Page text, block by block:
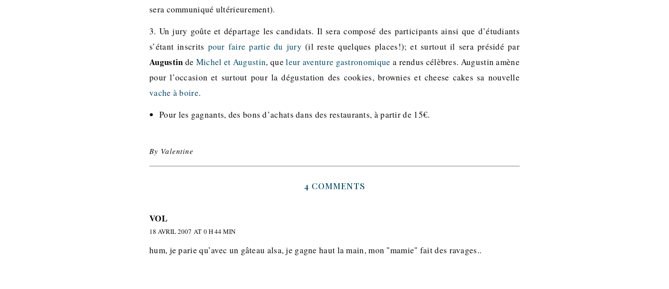
sera communiqué ultérieurement).
3. Un jury goûte et départage les candidats. Il sera composé des participants ainsi que d’étudiants
s’étant inscrits pour faire partie du jury (il reste quelques places!); et surtout il sera présidé par
Augustin de Michel et Augustin, queleur aventure gastronomique a rendus célèbres. Augustin amène
pour l’occasion et surtout pour la dégustation des cookies, brownies et cheese cakes sa nouvelle
vache à boire.
Pour les gagnants, des bons d’achats dans des restaurants, à partir de 15€.
By Valentine
4 COMMENTS
VOL
18 AVRIL 2007 AT 0 H 44 MIN
hum, je parie qu’avec un gâteau alsa, je gagne haut la main, mon "mamie" fait des ravages..